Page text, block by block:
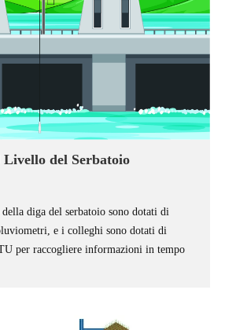
del Serbatoio
diga del serbatoio sono dotati di
e i colleghi sono dotati di
per raccogliere informazioni in tempo
e le precipitazioni nel serbatoio. In
un allarme tempestivo.